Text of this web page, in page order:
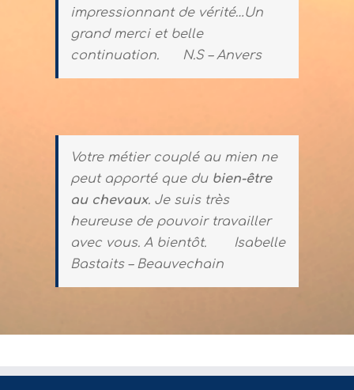
impressionnant de vérité…Un
grand merci et belle
continuation. N.S – Anvers
Votre métier couplé au mien ne
peut apporté que du bien-être
au chevaux. Je suis très
heureuse de pouvoir travailler
avec vous. A bientôt. Isabelle
Bastaits – Beauvechain